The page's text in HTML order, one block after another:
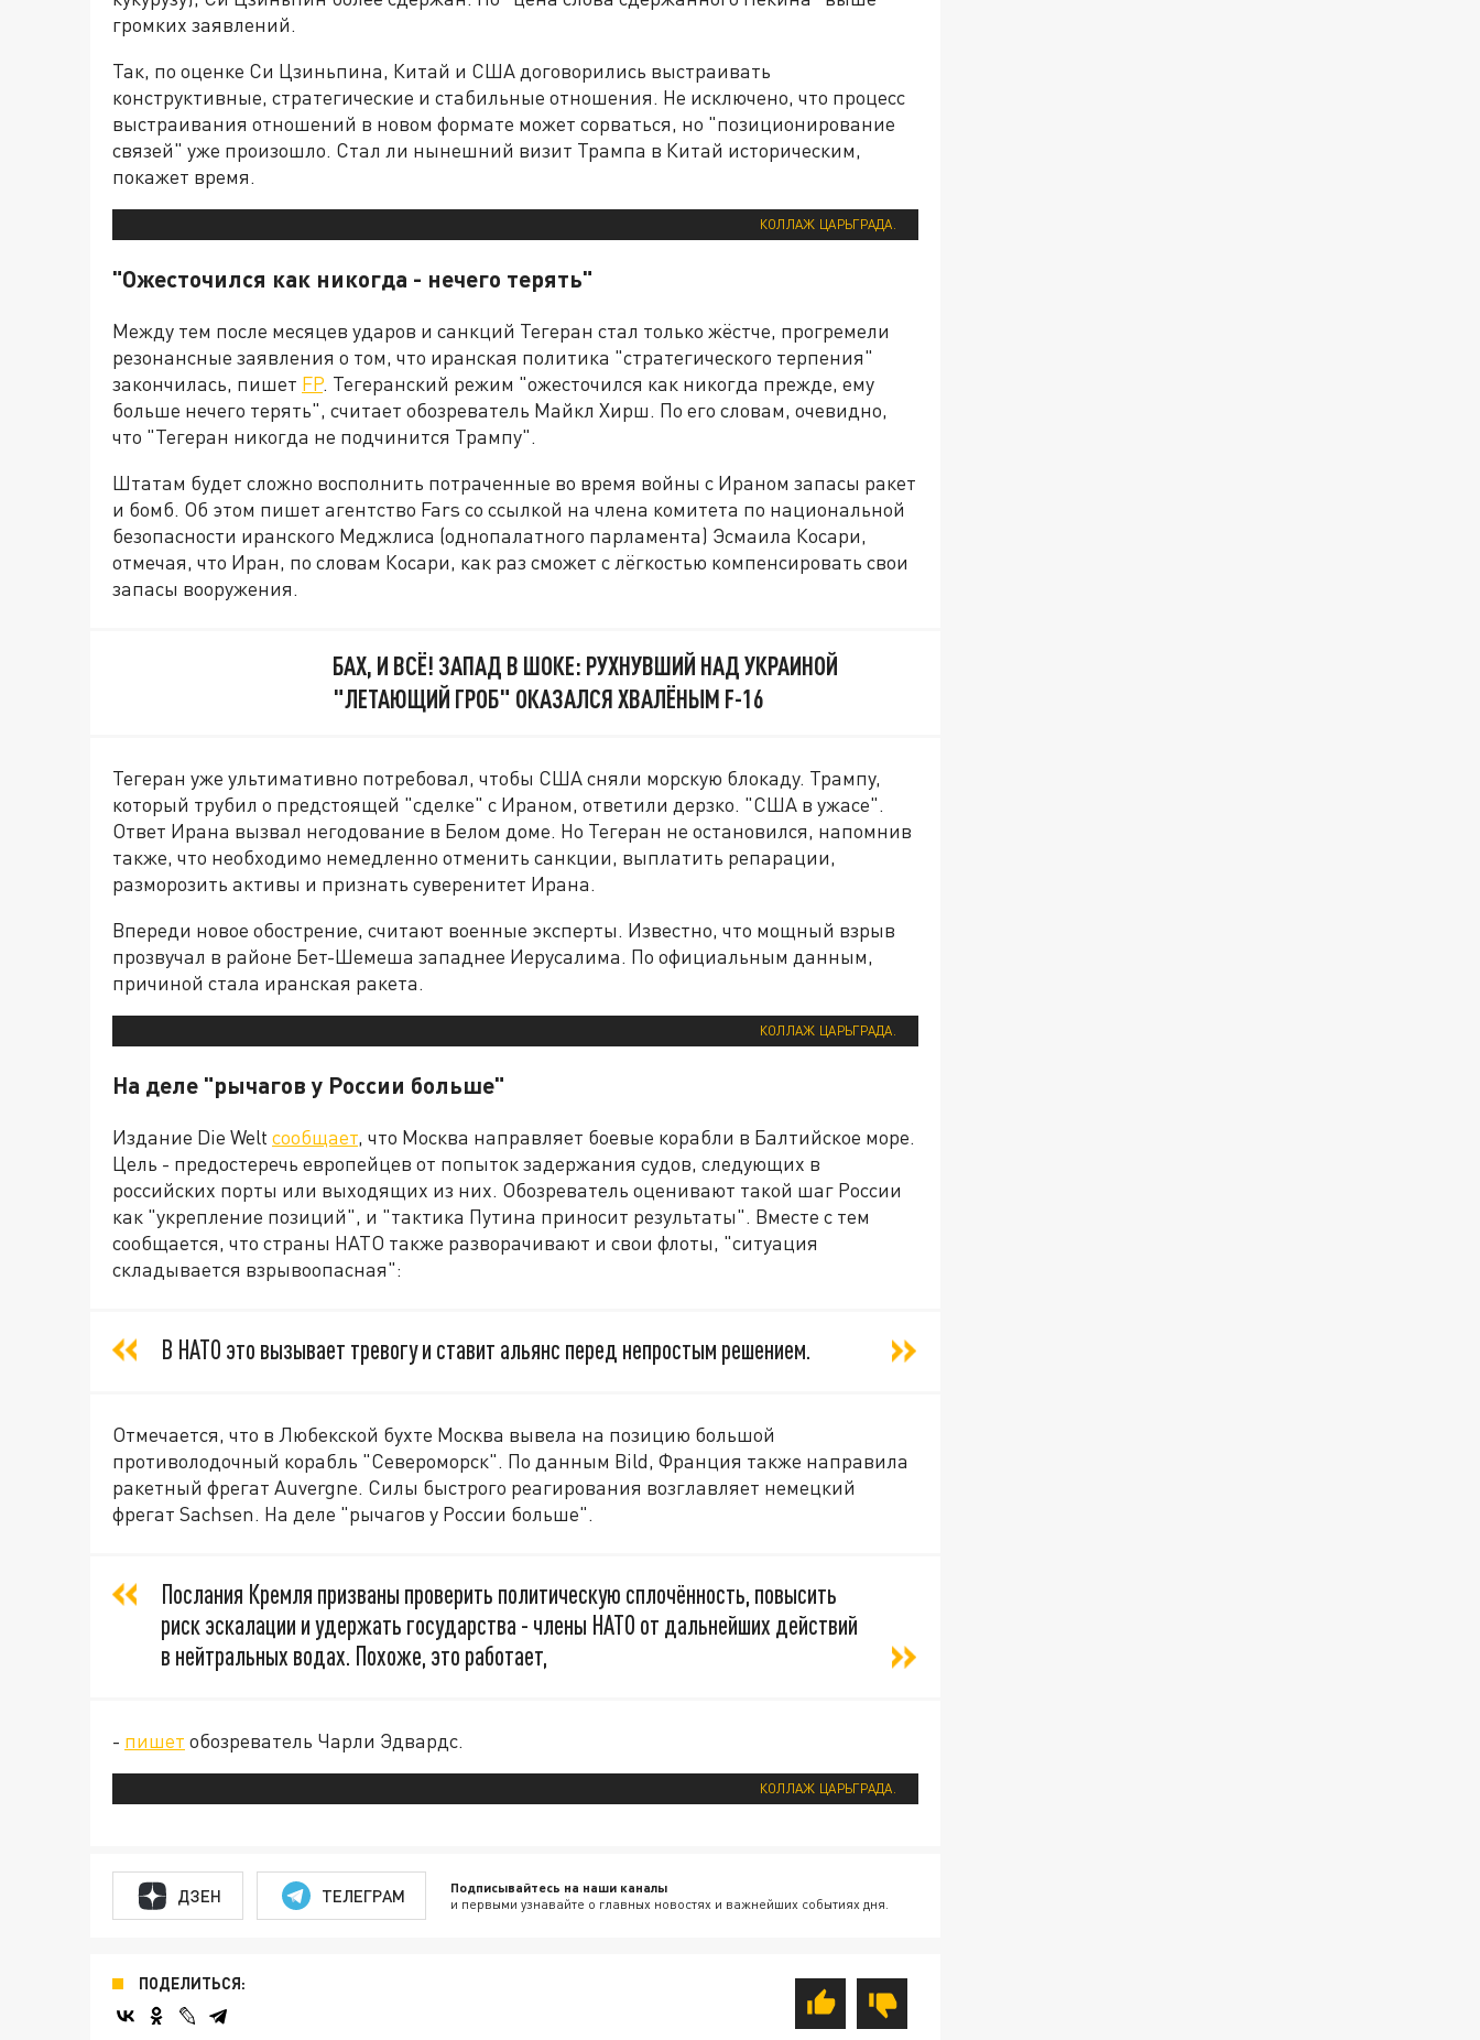
громких заявлений.
Так, по оценке Си Цзиньпина, Китай и США договорились выстраивать
конструктивные, стратегические и стабильные отношения. Не исключено, что процесс
выстраивания отношений в новом формате может сорваться, но "позиционирование
связей" уже произошло. Стал ли нынешний визит Трампа в Китай историческим,
покажет время.
КОЛЛАЖ ЦАРЬГРАДА.
"Ожесточился как никогда - нечего терять"
Между тем после месяцев ударов и санкций Тегеран стал только жёстче, прогремели
резонансные заявления о том, что иранская политика "стратегического терпения"
закончилась, пишет FP. Тегеранский режим "ожесточился как никогда прежде, ему
больше нечего терять", считает обозреватель Майкл Хирш. По его словам, очевидно,
что "Тегеран никогда не подчинится Трампу".
Штатам будет сложно восполнить потраченные во время войны с Ираном запасы ракет
и бомб. Об этом пишет агентство Fars со ссылкой на члена комитета по национальной
безопасности иранского Меджлиса (однопалатного парламента) Эсмаила Косари,
отмечая, что Иран, по словам Косари, как раз сможет с лёгкостью компенсировать свои
запасы вооружения.
БАХ, И ВСЁ! ЗАПАД В ШОКЕ: РУХНУВШИЙ НАД УКРАИНОЙ
"ЛЕТАЮЩИЙ ГРОБ" ОКАЗАЛСЯ ХВАЛЁНЫМ F-16
Тегеран уже ультимативно потребовал, чтобы США сняли морскую блокаду. Трампу,
который трубил о предстоящей "сделке" с Ираном, ответили дерзко. "США в ужасе".
Ответ Ирана вызвал негодование в Белом доме. Но Тегеран не остановился, напомнив
также, что необходимо немедленно отменить санкции, выплатить репарации,
разморозить активы и признать суверенитет Ирана.
Впереди новое обострение, считают военные эксперты. Известно, что мощный взрыв
прозвучал в районе Бет-Шемеша западнее Иерусалима. По официальным данным,
причиной стала иранская ракета.
КОЛЛАЖ ЦАРЬГРАДА.
На деле "рычагов у России больше"
Издание Die Welt сообщает, что Москва направляет боевые корабли в Балтийское море.
Цель - предостеречь европейцев от попыток задержания судов, следующих в
российских порты или выходящих из них. Обозреватель оценивают такой шаг России
как "укрепление позиций", и "тактика Путина приносит результаты". Вместе с тем
сообщается, что страны НАТО также разворачивают и свои флоты, "ситуация
складывается взрывоопасная":
В НАТО это вызывает тревогу и ставит альянс перед непростым решением.
Отмечается, что в Любекской бухте Москва вывела на позицию большой
противолодочный корабль "Североморск". По данным Bild, Франция также направила
ракетный фрегат Auvergne. Силы быстрого реагирования возглавляет немецкий
фрегат Sachsen. На деле "рычагов у России больше".
Послания Кремля призваны проверить политическую сплочённость, повысить
риск эскалации и удержать государства - члены НАТО от дальнейших действий
в нейтральных водах. Похоже, это работает,
- пишет обозреватель Чарли Эдвардс.
КОЛЛАЖ ЦАРЬГРАДА.
ДЗЕН ТЕЛЕГРАМ Подписывайтесь на наши каналы
и первыми узнавайте о главных новостях и важнейших событиях дня.
ПОДЕЛИТЬСЯ: